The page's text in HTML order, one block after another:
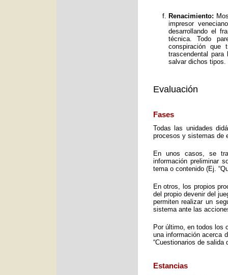
Renacimiento:
impresor
desarrollando el
técnica. Todo
conspiración
trascendental
salvar dichos tipos.
Evaluación
Fases
Todas las unidades
procesos y sistemas de
En unos casos, se
información preliminar
tema o contenido (Ej.
En otros, los propios
del propio devenir del
permiten realizar un
sistema ante las
Por último, en todos los
una información acerca
“Cuestionarios de salida
Estancias